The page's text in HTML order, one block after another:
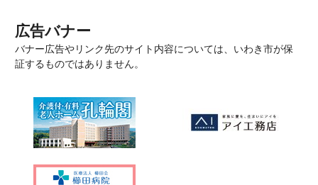
広告バナー
バナー広告やリンク先のサイト内容については、いわき市が保
証するものではありません。